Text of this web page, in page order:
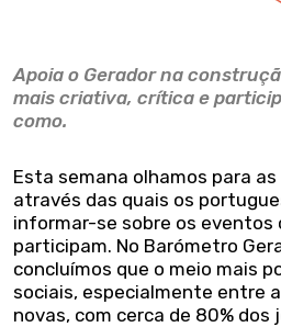
Apoia o Gerador na
mais criativa, crítica e
como.
Esta semana olhamos para
através das quais os
informar-se sobre os eventos
participam. No Barómetro
concluímos que o meio mais
sociais, especialmente entre
novas, com cerca de 80% dos